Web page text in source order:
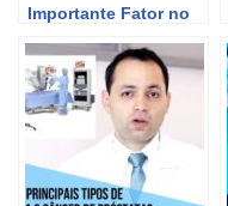
Importante Fator no
Câncer de Próstata